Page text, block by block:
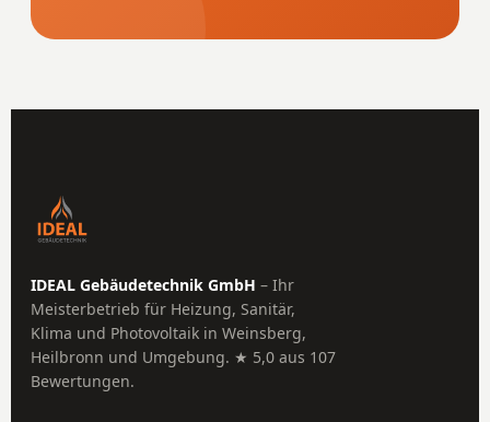
IDEAL Gebäudetechnik GmbH – Ihr
Meisterbetrieb für Heizung, Sanitär,
Klima und Photovoltaik in Weinsberg,
Heilbronn und Umgebung. ★ 5,0 aus 107
Bewertungen.